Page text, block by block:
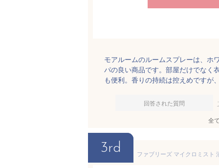
モアルームのルームスプレーは、ホ
パの良い商品です。部屋だけでなく
も便利。香りの持続は控えめですが
回答された質問
全
3rd